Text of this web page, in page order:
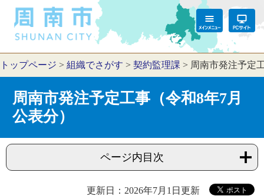
トップページ > 組織でさがす > 契約監理課 > 周南市発注予定
周南市発注予定工事（令和8年7月
公表分）
ページ内目次
更新日：2026年7月1日更新